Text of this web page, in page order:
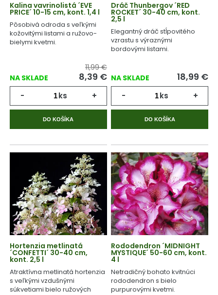
Kalina vavrinolistá ´EVE
PRICE´ 10-15 cm, kont. 1,4 l
Pôsobivá odroda s veľkými
kožovitými listami a ružovo-
bielymi kvetmi.
NA SKLADE
11,99 €
8,39 €
- ks +
DO KOŠÍKA
Dráč Thunbergov ´RED
ROCKET´ 30-40 cm, kont.
2,5 l
Elegantný dráč stĺpovitého
vzrastu s výraznými
bordovými listami.
NA SKLADE 18,99 €
- ks +
DO KOŠÍKA
Hortenzia metlinatá
´CONFETTI´ 30-40 cm,
kont. 2,5 l
Atraktívna metlinatá hortenzia
s veľkými vzdušnými
súkvetiami bielo ružových
Rododendron ´MIDNIGHT
MYSTIQUE´ 50-60 cm, kont.
4 l
Netradičný bohato kvitnúci
rododendron s bielo
purpurovými kvetmi.